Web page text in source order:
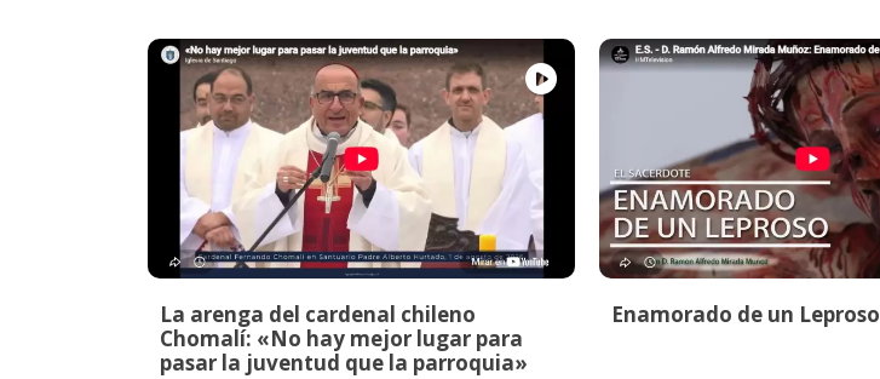
La arenga del cardenal chileno
Chomalí: «No hay mejor lugar para
pasar la juventud que la parroquia»
Enamorado de un Leproso